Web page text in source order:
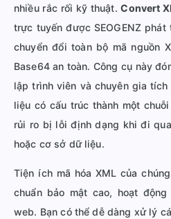
nhiều rắc rối kỹ thuật.Convert
trực tuyến được SEOGENZ
chuyển đổi toàn bộ mã nguồn
Base64 an toàn. Công cụ này
lập trình viên và chuyên gia
liệu có cấu trúc thành một
rủi ro bị lỗi định dạng khi đi
hoặc cơ sở dữ liệu.
Tiện ích mã hóa XML của
chuẩn bảo mật cao, hoạt
web. Bạn có thể dễ dàng xử lý